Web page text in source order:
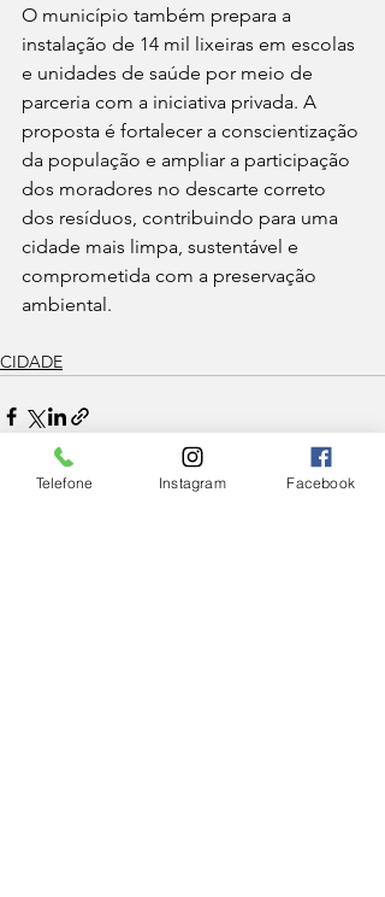
O município também prepara a
instalação de 14 mil lixeiras em escolas
e unidades de saúde por meio de
parceria com a iniciativa privada. A
proposta é fortalecer a conscientização
da população e ampliar a participação
dos moradores no descarte correto
dos resíduos, contribuindo para uma
cidade mais limpa, sustentável e
comprometida com a preservação
ambiental.
CIDADE
Telefone Instagram Facebook